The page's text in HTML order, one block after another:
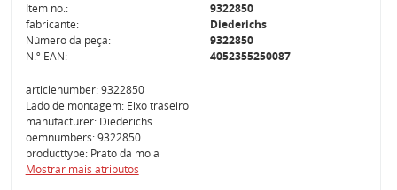
Item no.:
9322850
fabricante:
Diederichs
Número da peça:
9322850
N.º EAN:
4052355250087
articlenumber: 9322850
Lado de montagem: Eixo traseiro
manufacturer: Diederichs
oemnumbers: 9322850
producttype: Prato da mola
Mostrar mais atributos